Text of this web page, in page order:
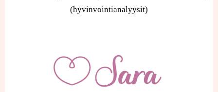
(hyvinvointianalyysit)